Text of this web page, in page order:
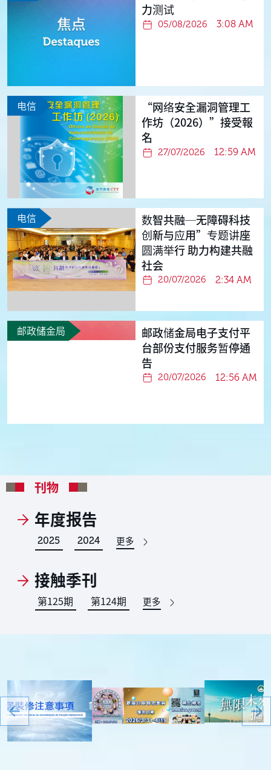
力测试
05/08/2026 3:08 AM
电信
“网络安全漏洞管理工
作坊（2026）”接受報
名
27/07/2026 12:59 AM
电信
数智共融─无障碍科技
创新与应用”专题讲座
圆满举行 助力构建共融
社会
20/07/2026 2:34 AM
邮政储金局
邮政储金局电子支付平
台部份支付服务暂停通
告
20/07/2026 12:56 AM
刊物
年度报告
2025 2024 更多
接触季刊
第125期 第124期 更多